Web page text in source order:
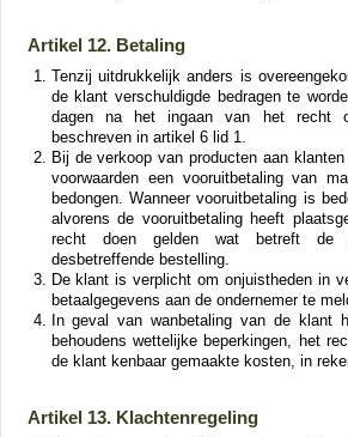
Artikel 12. Betaling
Tenzij uitdrukkelijk anders is
de klant verschuldigde bedragen te
dagen na het ingaan van het recht
beschreven in artikel 6 lid 1.
Bij de verkoop van producten aan
voorwaarden een vooruitbetaling van
bedongen. Wanneer vooruitbetaling is
alvorens de vooruitbetaling heeft
recht doen gelden wat betreft de
desbetreffende bestelling.
De klant is verplicht om onjuistheden in
betaalgegevens aan de ondernemer te
In geval van wanbetaling van de klant
behoudens wettelijke beperkingen, het
de klant kenbaar gemaakte kosten, in
Artikel 13. Klachtenregeling